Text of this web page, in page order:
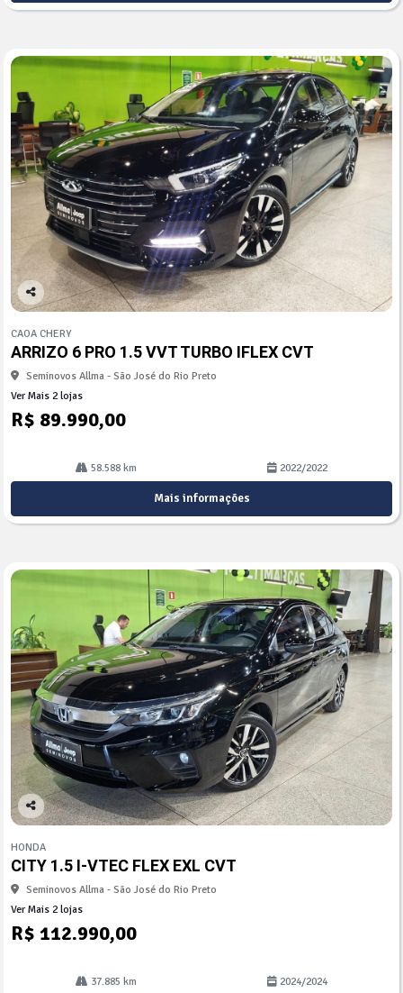
Co
arti
lhe
CAOA CHERY
ARRIZO 6 PRO 1.5 VVT TURBO IFLEX CVT
Seminovos Allma - São José do Rio Preto
Ver Mais 2 lojas
R$ 89.990,00
58.588 km 2022/2022
Mais informações
Co
arti
lhe
HONDA
CITY 1.5 I-VTEC FLEX EXL CVT
Seminovos Allma - São José do Rio Preto
Ver Mais 2 lojas
R$ 112.990,00
37.885 km 2024/2024